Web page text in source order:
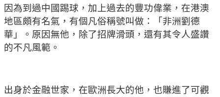
因為到過中國踢球，加上過去的豐功偉業，在港澳
地區頗有名氣，有個凡俗稱號叫做：「非洲劉德
華」。原因無他，除了招牌滑頭，還有其令人盛讚
的不凡風範。
出身於金融世家，在歐洲長大的他，也賺進了可觀